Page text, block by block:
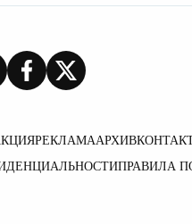
РЕКЛАМААРХИВ
ПРАВИЛА